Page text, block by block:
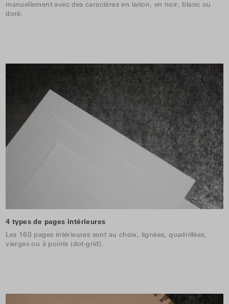
manuellement avec des caractères en laiton, en noir, blanc ou
doré.
4 types de pages intérieures
Les 160 pages intérieures sont au choix, lignées, quadrillées,
vierges ou à points (dot-grid).